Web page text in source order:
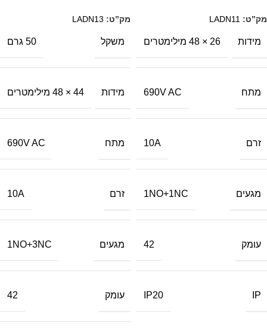
מק”ט: LADN11
מידות 26 × 48 מילימטרים
מתח 690V AC
זרם 10A
מגעים 1NO+1NC
עומק 42
IP
IP20
מק”ט: LADN13
משקל 50 גרם
מידות 44 × 48 מילימטרים
מתח 690V AC
זרם 10A
מגעים 1NO+3NC
עומק 42